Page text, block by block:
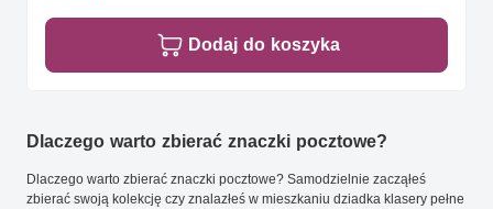
Dodaj do koszyka
Dlaczego warto zbierać znaczki pocztowe?
Dlaczego warto zbierać znaczki pocztowe? Samodzielnie zacząłeś
zbierać swoją kolekcję czy znalazłeś w mieszkaniu dziadka klasery pełne